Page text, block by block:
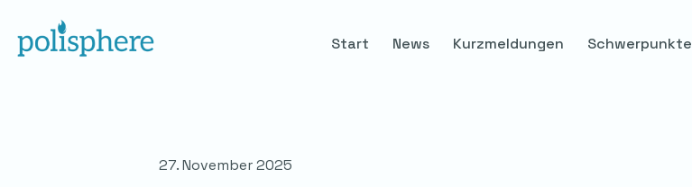
Start News Kurzmeldungen Schwerpunkte
27. November 2025